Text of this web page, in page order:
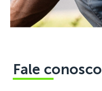
Fale conosco